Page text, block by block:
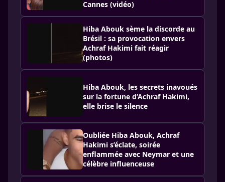
Cannes (vidéo)
Hiba Abouk sème la discorde au
Brésil : sa provocation envers
Achraf Hakimi fait réagir
(photos)
Hiba Abouk, les secrets inavoués
sur la fortune d’Achraf Hakimi,
elle brise le silence
Oubliée Hiba Abouk, Achraf
Hakimi s’éclate, soirée
enflammée avec Neymar et une
célèbre influenceuse